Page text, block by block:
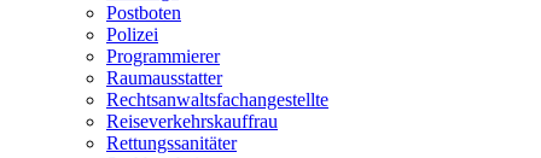
Postboten
Polizei
Programmierer
Raumausstatter
Rechtsanwaltsfachangestellte
Reiseverkehrskauffrau
Rettungssanitäter